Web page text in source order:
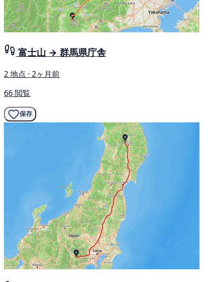
富士山 → 群馬県庁舎
2 地点 · 2ヶ月前
66 閲覧
保存